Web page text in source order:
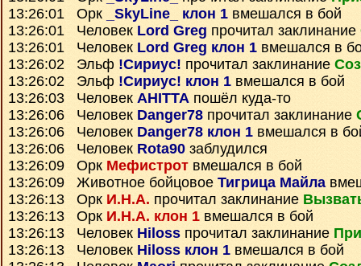
13:26:01 Орк
_SkyLine_ клон 1 вмешался в бой
13:26:01 Человек Lord Greg прочитал заклинание
13:26:01 Человек Lord Greg клон 1 вмешался в
13:26:02 Эльф !Сириус! прочитал заклинание
13:26:02 Эльф !Сириус! клон 1 вмешался в бой
13:26:03 Человек AHITTA пошёл куда-то
13:26:06 Человек Danger78 прочитал заклинание
13:26:06 Человек Danger78 клон 1 вмешался в
13:26:06 Человек Rota90 заблудился
13:26:09 Орк Мефистрот вмешался в бой
13:26:09 Животное бойцовое Тигрица Майла
13:26:13 Орк И.Н.А. прочитал заклинание
13:26:13 Орк И.Н.А. клон 1 вмешался в бой
13:26:13 Человек Hiloss прочитал заклинание
13:26:13 Человек Hiloss клон 1 вмешался в бой